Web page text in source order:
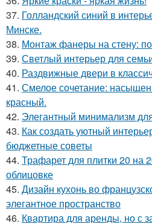
37. Голландский синий в
Минске.
38. Монтаж фанеры на стену:
39. Светлый интерьер для
40. Раздвижные двери в
41. Смелое сочетание:
красный.
42. Элегантный минимализм
43. Как создать уютный
бюджетные советы
44. Трафарет для плитки 20 на
облицовке
45. Дизайн кухонь во
элегантное пространство
46. Квартира для аренды, но с